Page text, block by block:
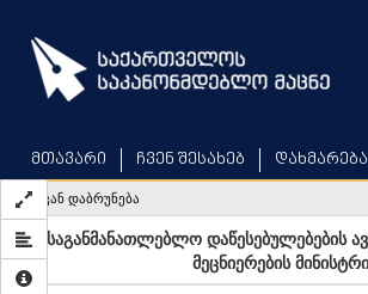
main
content
მთავარი ჩვენ შესახებ დახმარება
უკან დაბრუნება
„საგანმანათლებლო დაწესებულებების
მეცნიერების